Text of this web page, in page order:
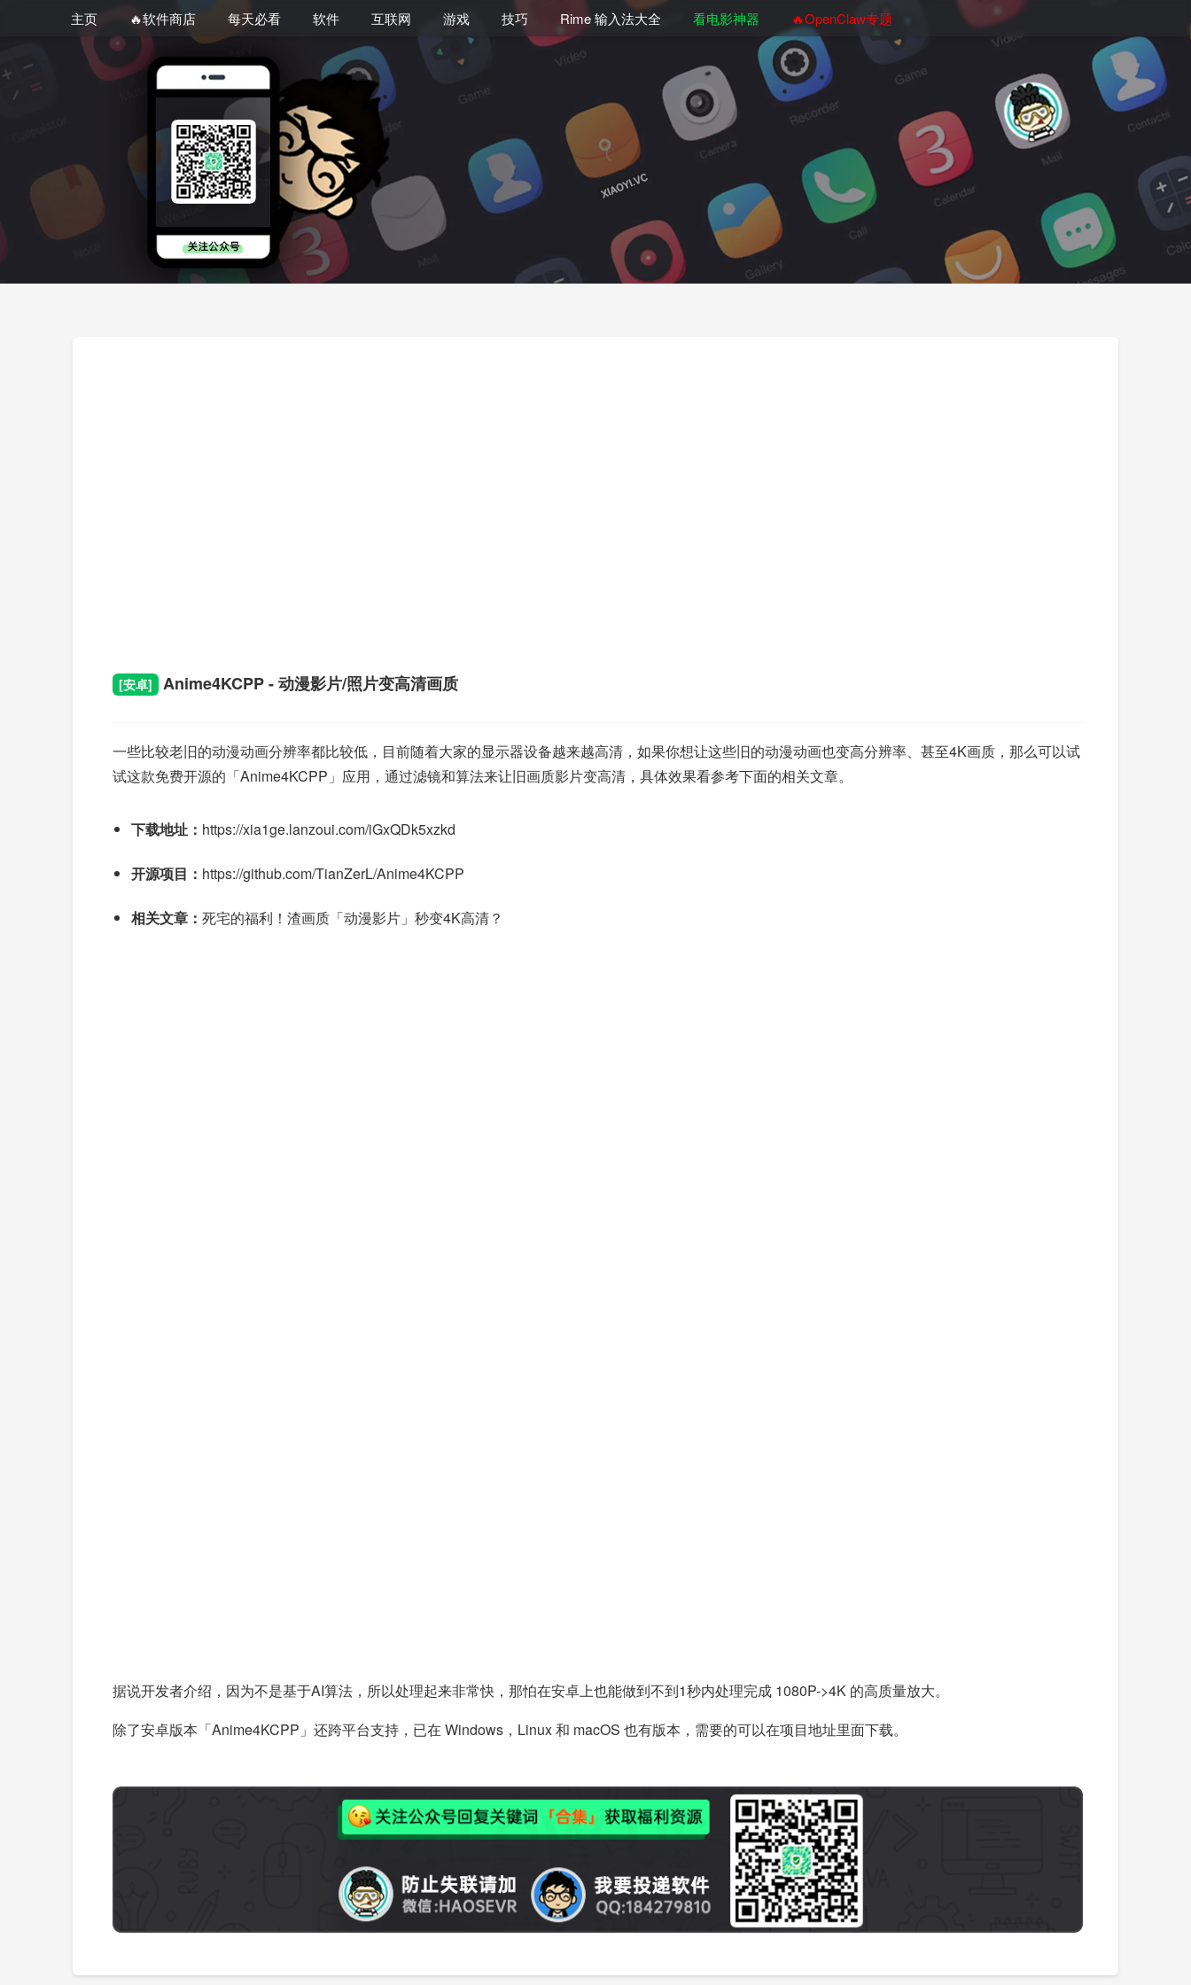
主页 🔥软件商店 每天必看 软件 互联网 游戏 技巧 Rime 输入法大全 看电影神器 🔥OpenClaw专题
[安卓] Anime4KCPP - 动漫影片/照片变高清画质
一些比较老旧的动漫动画分辨率都比较低，目前随着大家的显示器设备越来越高清，如果你想让这些旧的动漫动画也变高分辨率、甚至4K画质，那么可以试
试这款免费开源的「Anime4KCPP」应用，通过滤镜和算法来让旧画质影片变高清，具体效果看参考下面的相关文章。
下载地址： https://xia1ge.lanzoui.com/iGxQDk5xzkd
开源项目： https://github.com/TianZerL/Anime4KCPP
相关文章： 死宅的福利！渣画质「动漫影片」秒变4K高清？
据说开发者介绍，因为不是基于AI算法，所以处理起来非常快，那怕在安卓上也能做到不到1秒内处理完成 1080P->4K 的高质量放大。
除了安卓版本「Anime4KCPP」还跨平台支持，已在 Windows，Linux 和 macOS 也有版本，需要的可以在项目地址里面下载。